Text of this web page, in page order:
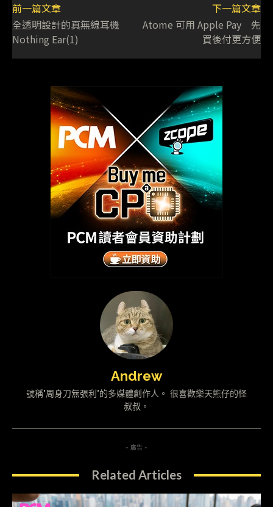
前一篇文章
全透明設計的真無線耳機
Nothing Ear(1)
下一篇文章
Atome 可用 Apple Pay 先
買後付更方便
Andrew
號稱"周身刀無張利"的多媒體創作人。 很喜歡樂天熊仔的怪
叔叔。
- 廣告 -
Related Articles